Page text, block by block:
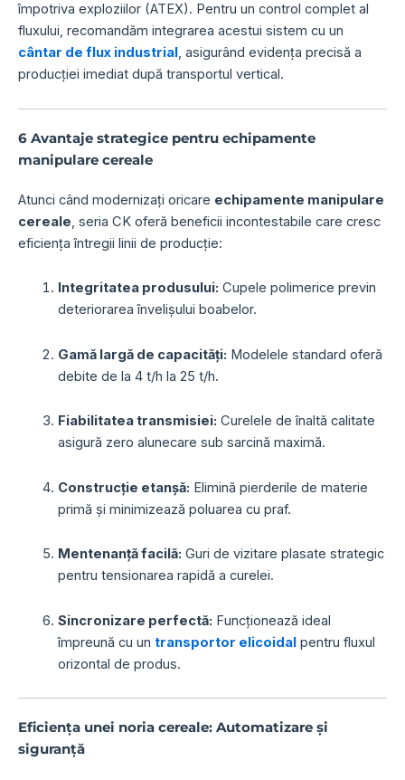
împotriva exploziilor (ATEX). Pentru un control complet al
fluxului, recomandăm integrarea acestui sistem cu un
cântar de flux industrial, asigurând evidența precisă a
producției imediat după transportul vertical.
6 Avantaje strategice pentru echipamente
manipulare cereale
Atunci când modernizați oricare echipamente manipulare
cereale, seria CK oferă beneficii incontestabile care cresc
eficiența întregii linii de producție:
Integritatea produsului: Cupele polimerice previn
deteriorarea învelișului boabelor.
Gamă largă de capacități: Modelele standard oferă
debite de la 4 t/h la 25 t/h.
Fiabilitatea transmisiei: Curelele de înaltă calitate
asigură zero alunecare sub sarcină maximă.
Construcție etanșă: Elimină pierderile de materie
primă și minimizează poluarea cu praf.
Mentenanță facilă: Guri de vizitare plasate strategic
pentru tensionarea rapidă a curelei.
Sincronizare perfectă: Funcționează ideal
împreună cu un transportor elicoidalpentru fluxul
orizontal de produs.
Eficiența unei noria cereale: Automatizare și
siguranță